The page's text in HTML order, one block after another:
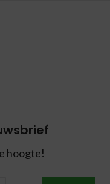
hoogte!